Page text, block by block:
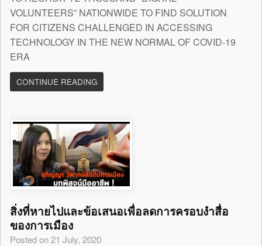
VOLUNTEERS” NATIONWIDE TO FIND SOLUTION
FOR CITIZENS CHALLENGED IN ACCESSING
TECHNOLOGY IN THE NEW NORMAL OF COVID-19
ERA
CONTINUE READING
สิ่งที่หายไปและข้อเสนอเพื่อลดการครอบงำสื่อ
ของการเมือง
Posted on 21 July, 2020